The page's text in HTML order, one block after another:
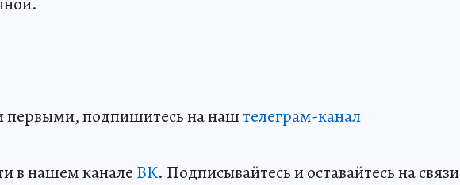
первыми, подпишитесь на наштелеграм-канал
в нашем канале ВК. Подписывайтесь и оставайтесь на связи